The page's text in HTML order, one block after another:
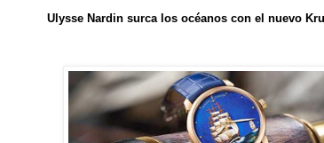
Ulysse Nardin surca los océanos con el nuevo